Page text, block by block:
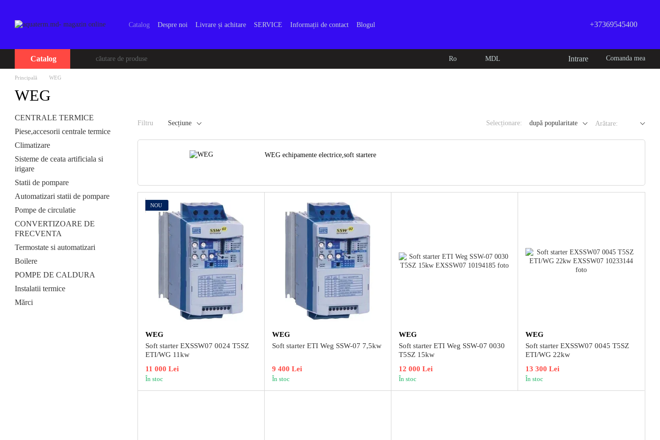
Catalog Despre noi Livrare și achitare SERVICE Informații de contact Blogul +37369545400
Catalog Ro MDL Intrare Comanda mea
Principală WEG
WEG
Filtru Seсțiune Selecționare: după popularitate Arătare:
WEG echipamente electrice,soft startere
NOU
WEG
Soft starter EXSSW07 0024 T5SZ
ETI/WG 11kw
11 000 Lei
În stoc
WEG
Soft starter ETI Weg SSW-07 7,5kw
9 400 Lei
În stoc
WEG
Soft starter ETI Weg SSW-07 0030
T5SZ 15kw
12 000 Lei
În stoc
WEG
Soft starter EXSSW07 0045 T5SZ
ETI/WG 22kw
13 300 Lei
În stoc
CENTRALE TERMICE
Piese,accesorii centrale termice
Climatizare
Sisteme de ceata artificiala si
irigare
Statii de pompare
Automatizari statii de pompare
Pompe de circulatie
CONVERTIZOARE DE
FRECVENTA
Termostate si automatizari
Boilere
POMPE DE CALDURA
Instalatii termice
Mărci